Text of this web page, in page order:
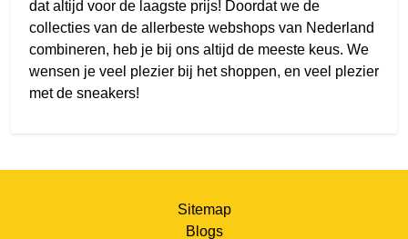
dat altijd voor de laagste prijs! Doordat we de
collecties van de allerbeste webshops van Nederland
combineren, heb je bij ons altijd de meeste keus. We
wensen je veel plezier bij het shoppen, en veel plezier
met de sneakers!
Sitemap
Blogs